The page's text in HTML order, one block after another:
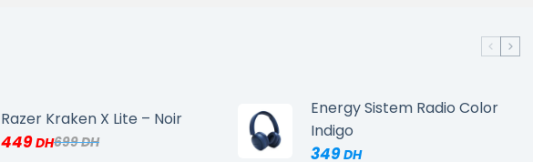
Razer Kraken X Lite – Noir
699
449
Energy Sistem Radio Color
Indigo
349